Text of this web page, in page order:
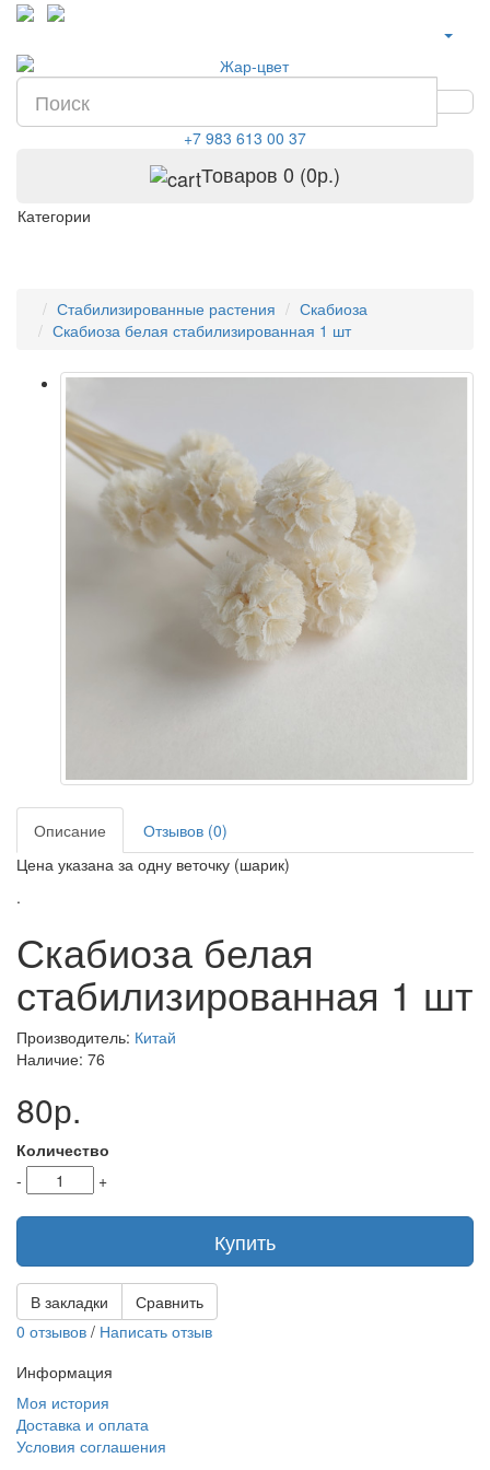
+7 983 613 00 37
Товаров 0 (0р.)
Категории
Стабилизированные растения
Скабиоза
Скабиоза белая стабилизированная 1 шт
Описание
Отзывов (0)
Цена указана за одну веточку (шарик)
.
Скабиоза белая
стабилизированная 1 шт
Производитель: Китай
Наличие: 76
80р.
Количество
-
+
Купить
В закладки
Сравнить
0 отзывов / Написать отзыв
Информация
Моя история
Доставка и оплата
Условия соглашения